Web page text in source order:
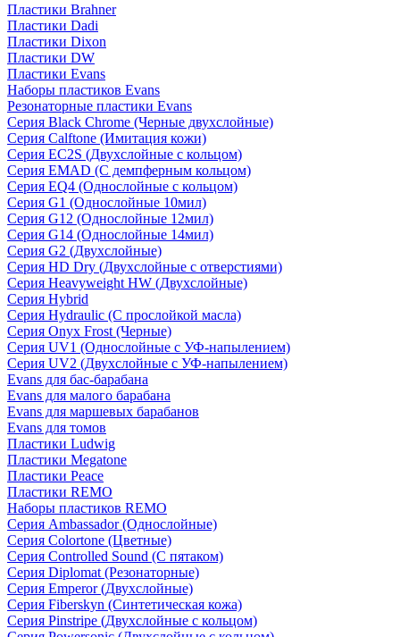
Пластики Brahner
Пластики Dadi
Пластики Dixon
Пластики DW
Пластики Evans
Наборы пластиков Evans
Резонаторные пластики Evans
Серия Black Chrome (Черные двухслойные)
Серия Calftone (Имитация кожи)
Серия EC2S (Двухслойные с кольцом)
Серия EMAD (С демпферным кольцом)
Серия EQ4 (Однослойные с кольцом)
Серия G1 (Однослойные 10мил)
Серия G12 (Однослойные 12мил)
Серия G14 (Однослойные 14мил)
Серия G2 (Двухслойные)
Серия HD Dry (Двухслойные с отверстиями)
Серия Heavyweight HW (Двухслойные)
Серия Hybrid
Серия Hydraulic (С прослойкой масла)
Серия Onyx Frost (Черные)
Серия UV1 (Однослойные с УФ-напылением)
Серия UV2 (Двухслойные с УФ-напылением)
Evans для бас-барабана
Evans для малого барабана
Evans для маршевых барабанов
Evans для томов
Пластики Ludwig
Пластики Megatone
Пластики Peace
Пластики REMO
Наборы пластиков REMO
Серия Ambassador (Однослойные)
Серия Colortone (Цветные)
Серия Controlled Sound (С пятаком)
Серия Diplomat (Резонаторные)
Серия Emperor (Двухслойные)
Серия Fiberskyn (Синтетическая кожа)
Серия Pinstripe (Двухслойные с кольцом)